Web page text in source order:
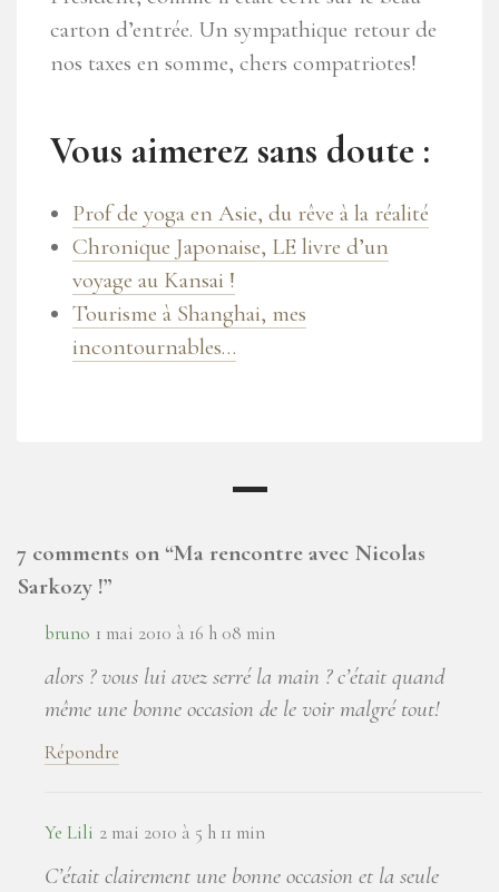
carton d’entrée. Un sympathique retour de
nos taxes en somme, chers compatriotes!
Vous aimerez sans doute :
Prof de yoga en Asie, du rêve à la réalité
Chronique Japonaise, LE livre d’un
voyage au Kansai !
Tourisme à Shanghai, mes
incontournables…
7 comments on “Ma rencontre avec Nicolas
Sarkozy !”
bruno 1 mai 2010 à 16 h 08 min
alors ? vous lui avez serré la main ? c’était quand
même une bonne occasion de le voir malgré tout!
Répondre
Ye Lili 2 mai 2010 à 5 h 11 min
C’était clairement une bonne occasion et la seule